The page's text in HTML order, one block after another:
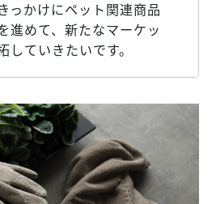
っかけにペット関連商品
進めて、新たなマーケッ
していきたいです。